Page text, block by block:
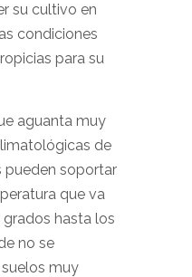
su cultivo en
condiciones
para su
aguanta muy
de
pueden soportar
que va
hasta los
no se
muy